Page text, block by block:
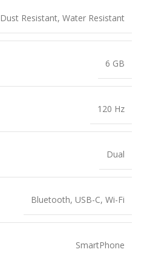
Dust Resistant, Water Resistant
6 GB
120 Hz
Dual
Bluetooth, USB-C, Wi-Fi
SmartPhone